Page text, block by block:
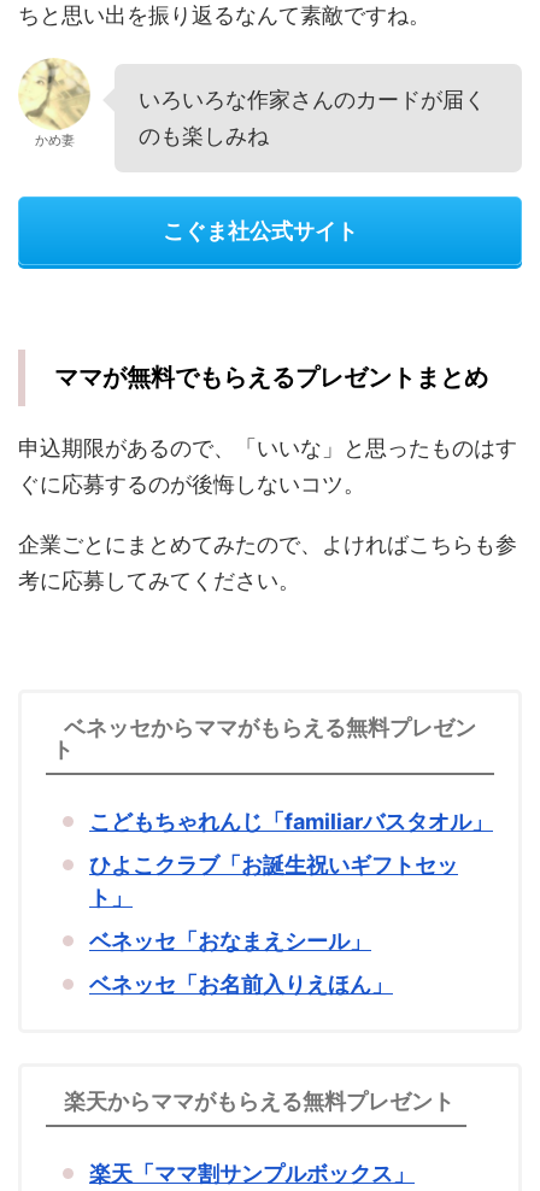
ちと思い出を振り返るなんて素敵ですね。
かめ妻
いろいろな作家さんのカードが届く
のも楽しみね
こぐま社公式サイト
ママが無料でもらえるプレゼントまとめ
申込期限があるので、「いいな」と思ったものはす
ぐに応募するのが後悔しないコツ。
企業ごとにまとめてみたので、よければこちらも参
考に応募してみてください。
ベネッセからママがもらえる無料プレゼン
ト
こどもちゃれんじ「familiarバスタオル」
ひよこクラブ「お誕生祝いギフトセッ
ト」
ベネッセ「おなまえシール」
ベネッセ「お名前入りえほん」
楽天からママがもらえる無料プレゼント
楽天「ママ割サンプルボックス」